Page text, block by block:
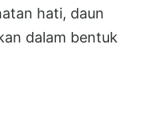
hati, daun
dalam bentuk